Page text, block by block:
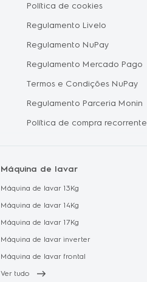
Política de cookies
Regulamento Livelo
Regulamento NuPay
Regulamento Mercado Pago
Termos e Condições NuPay
Regulamento Parceria Monin
Política de compra recorrente
Máquina de lavar
Máquina de lavar 13Kg
Máquina de lavar 14Kg
Máquina de lavar 17Kg
Máquina de lavar inverter
Máquina de lavar frontal
Ver tudo